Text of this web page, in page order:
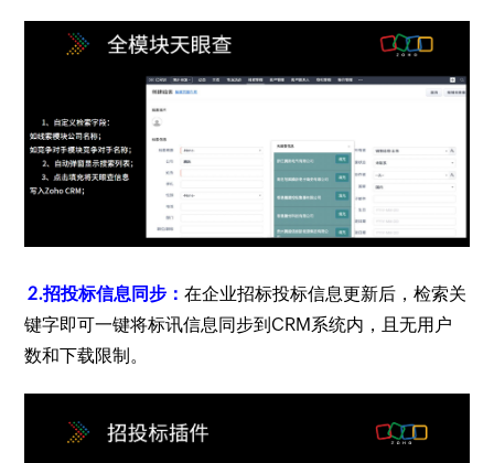
2.招投标信息同步：在企业招标投标信息更新后，检索关
键字即可一键将标讯信息同步到CRM系统内，且无用户
数和下载限制。